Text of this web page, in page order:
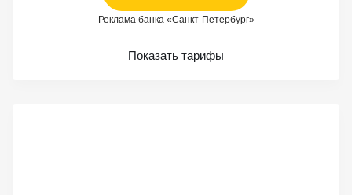
Реклама банка «Санкт-Петербург»
Показать тарифы